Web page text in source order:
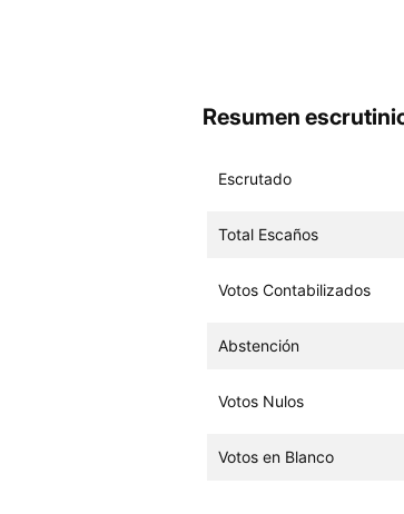
Resumen
Escrutado
Total Escaños
Votos Contabilizados
Abstención
Votos Nulos
Votos en Blanco